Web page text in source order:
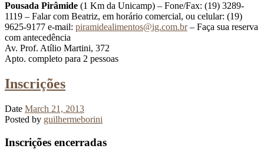
Pousada Pirâmide (1 Km da Unicamp) – Fone/Fax: (19) 3289-
1119 – Falar com Beatriz, em horário comercial, ou celular: (19)
9625-9177 e-mail: piramidealimentos@ig.com.br– Faça sua reserva
com antecedência
Av. Prof. Atílio Martini, 372
Apto. completo para 2 pessoas
Inscrições
Date March 21, 2013
Posted by guilhermeborini
Inscrições encerradas